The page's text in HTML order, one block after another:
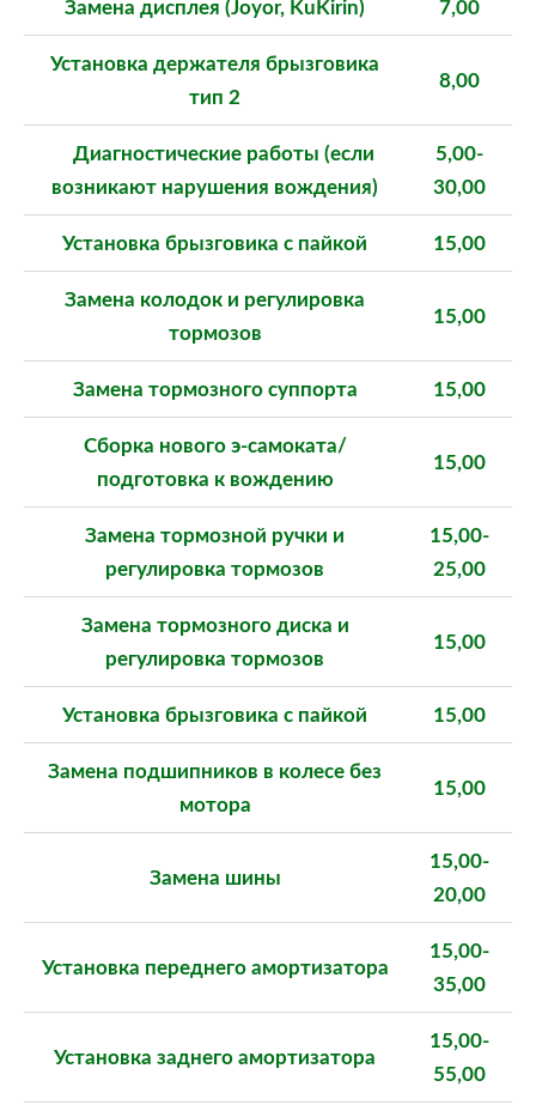
Замена дисплея (Joyor, KuKirin) 7,00
Установка держателя брызговика
тип 2
8,00
Диагностические работы (если
возникают нарушения вождения)
5,00-
30,00
Установка брызговика с пайкой 15,00
Замена колодок и регулировка
тормозов
15,00
Замена тормозного суппорта 15,00
Сборка нового э-самоката/
подготовка к вождению
15,00
Замена тормозной ручки и
регулировка тормозов
15,00-
25,00
Замена тормозного диска и
регулировка тормозов
15,00
Установка брызговика с пайкой 15,00
Замена подшипников в колесе без
мотора
15,00
Замена шины
15,00-
20,00
Установка переднего амортизатора
15,00-
35,00
Установка заднего амортизатора
15,00-
55,00